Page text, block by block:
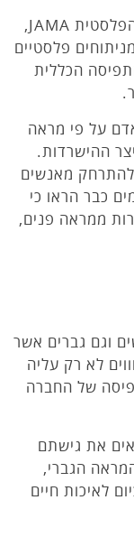
המחקר, אשר פורסם במגזין הכירורגיה הפלסטית JAMA,
פלסטיים
הכללית
על פי מראה
ההישרדות.
להתרחק מאנשים
כבר הראו כי
ממראה פנים,
וגם גברים אשר
לא רק עליה
של החברה
את גישתם
הגברי,
לאיכות חיים